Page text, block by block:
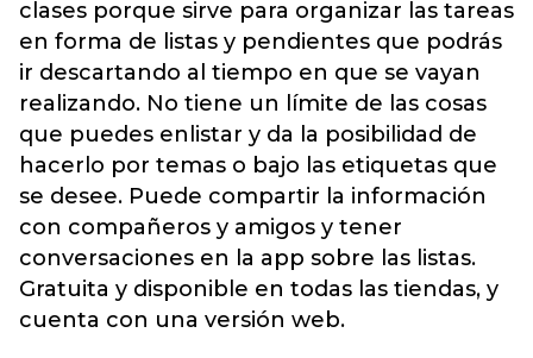
clases porque sirve para organizar las tareas
en forma de listas y pendientes que podrás
ir descartando al tiempo en que se vayan
realizando. No tiene un límite de las cosas
que puedes enlistar y da la posibilidad de
hacerlo por temas o bajo las etiquetas que
se desee. Puede compartir la información
con compañeros y amigos y tener
conversaciones en la app sobre las listas.
Gratuita y disponible en todas las tiendas, y
cuenta con una versión web.